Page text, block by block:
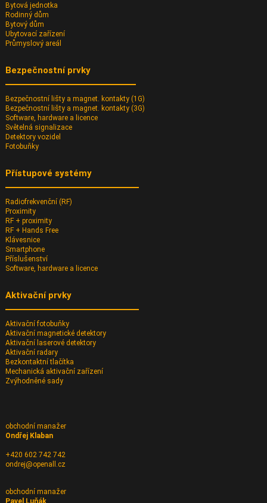
Bytová jednotka
Rodinný dům
Bytový dům
Ubytovací zařízení
Průmyslový areál
Bezpečnostní prvky
Bezpečnostní lišty a magnet. kontakty (1G)
Bezpečnostní lišty a magnet. kontakty (3G)
Software, hardware a licence
Světelná signalizace
Detektory vozidel
Fotobuňky
Přístupové systémy
Radiofrekvenční (RF)
Proximity
RF + proximity
RF + Hands Free
Klávesnice
Smartphone
Příslušenství
Software, hardware a licence
Aktivační prvky
Aktivační fotobuňky
Aktivační magnetické detektory
Aktivační laserové detektory
Aktivační radary
Bezkontaktní tlačítka
Mechanická aktivační zařízení
Zvýhodněné sady
obchodní manažer
Ondřej Klaban
+420 602 742 742
ondrej@openall.cz
obchodní manažer
Pavel Luňák